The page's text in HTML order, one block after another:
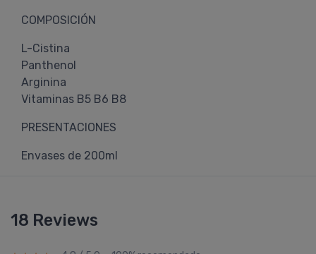
COMPOSICIÓN
L-Cistina
Panthenol
Arginina
Vitaminas B5 B6 B8
PRESENTACIONES
Envases de 200ml
18 Reviews